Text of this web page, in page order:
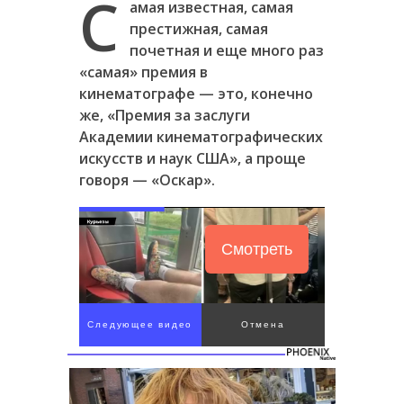
С
амая известная, самая
престижная, самая
почетная и еще много раз
«самая» премия в
кинематографе — это, конечно
же, «Премия за заслуги
Академии кинематографических
искусств и наук США», а проще
говоря — «Оскар».
Смотреть
Следующее видео Отмена